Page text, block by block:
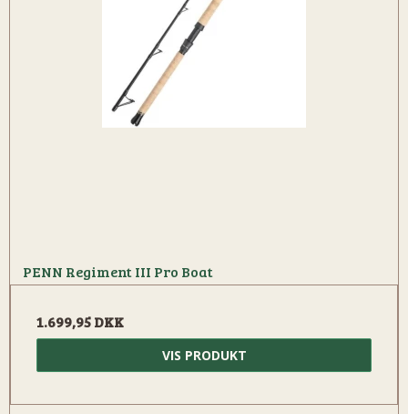
PENN Regiment III Pro Boat
1.699,95 DKK
VIS PRODUKT